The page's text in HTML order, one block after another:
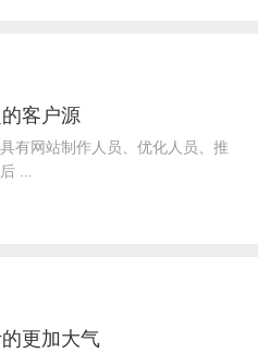
客户源
有网站制作人员、优化人员、推
...
更加大气